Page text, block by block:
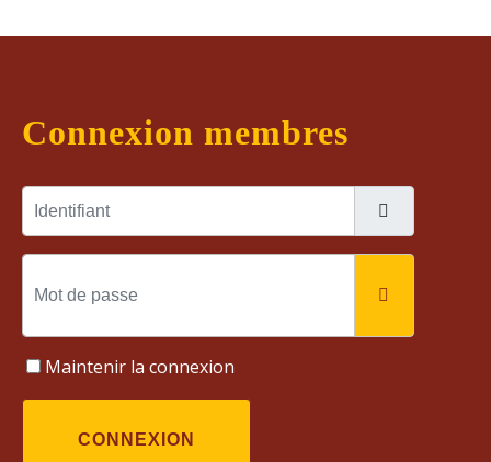
Connexion membres
Identifiant
Mot de passe
Maintenir la connexion
CONNEXION